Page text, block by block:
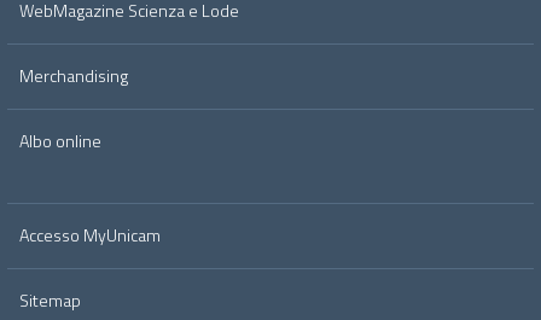
WebMagazine Scienza e Lode
Merchandising
Albo online
Accesso MyUnicam
Sitemap